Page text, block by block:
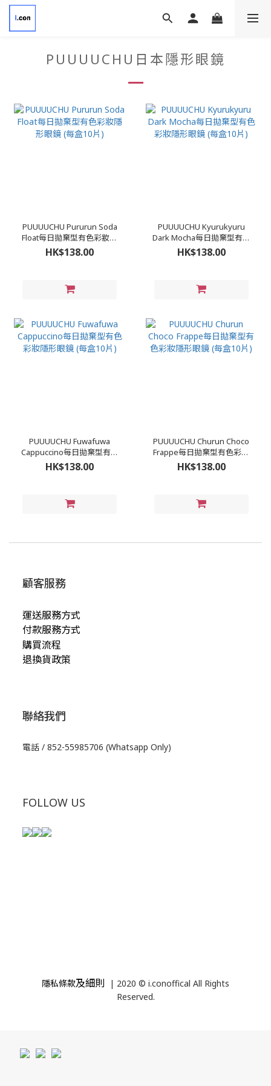
PUUUUCHU日本隱形眼鏡
PUUUUCHU Pururun Soda
Float每日拋棄型有色彩妝隱
形眼鏡 (每盒10片)
HK$138.00
PUUUUCHU Kyurukyuru
Dark Mocha每日拋棄型有色
彩妝隱形眼鏡 (每盒10片)
HK$138.00
PUUUUCHU Fuwafuwa
Cappuccino每日拋棄型有色
彩妝隱形眼鏡 (每盒10片)
HK$138.00
PUUUUCHU Churun Choco
Frappe每日拋棄型有色彩妝
隱形眼鏡 (每盒10片)
HK$138.00
顧客服務
運送服務方式
付款服務方式
購買流程
退換貨政策
聯絡我們
電話 / 852-55985706 (Whatsapp Only)
FOLLOW US
隱私條款及細則
| 2020 © i.conoffical All Rights
Reserved.